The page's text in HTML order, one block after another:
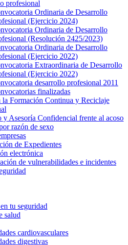
profesional
Ordinaria de Desarrollo
(Ejercicio 2024)
Ordinaria de Desarrollo
(Resolución 2425/2023)
Ordinaria de Desarrollo
(Ejercicio 2022)
Extraordinaria de Desarrollo
(Ejercicio 2022)
desarrollo profesional 2011
finalizadas
la Formación Continua y Reciclaje
y Asesoría Confidencial frente al acoso
razón de sexo
de Expedientes
electrónica
de vulnerabilidades e incidentes
tu seguridad
salud
cardiovasculares
digestivas